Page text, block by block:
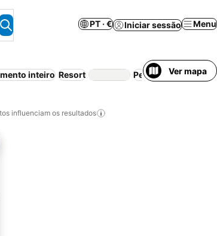
PT · € Iniciar sessão Menu
inteiro Resort Pequeno-almoço
Ver mapa
influenciam os resultados
aos favoritos